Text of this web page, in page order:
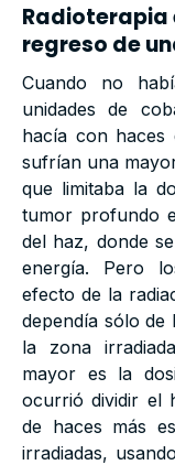
regreso de
Cuando no
unidades de
hacía con haces
sufrían una
que limitaba la
tumor profundo
del haz, donde
energía. Pero
efecto de la
dependía sólo de
la zona
mayor es la
ocurrió dividir el
de haces más
irradiadas,